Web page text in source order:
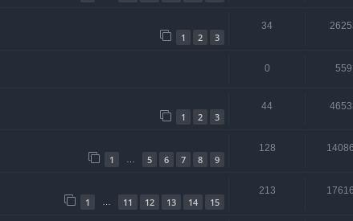
1 2 3
34
0 559
1 2 3
44
1 … 5 6 7 8 9
128
1 11 12 13 14 15
213